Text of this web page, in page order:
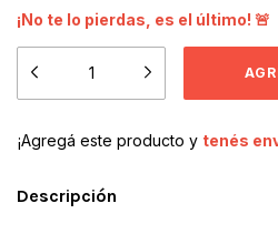
¡No te lo pierdas, es el último! 🚨
¡Agregá este producto y tenés
Descripción